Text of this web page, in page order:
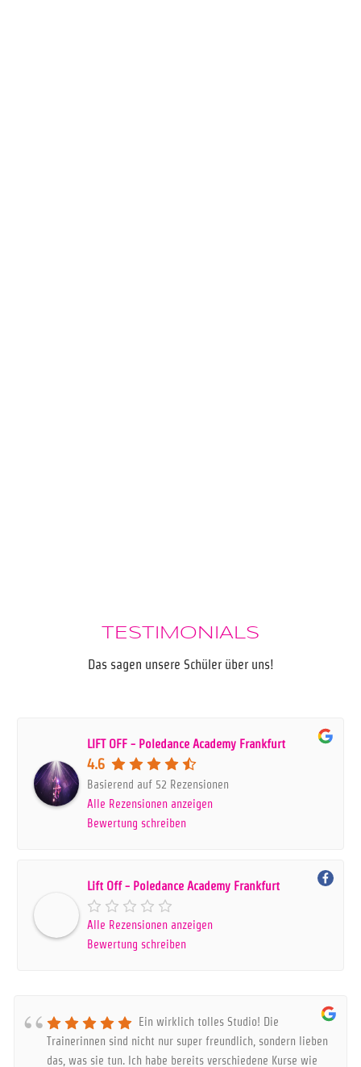
TESTIMONIALS
Das sagen unsere Schüler über uns!
LIFT OFF - Poledance Academy Frankfurt
4.6
Basierend auf 52 Rezensionen
Alle Rezensionen anzeigen
Bewertung schreiben
Lift Off - Poledance Academy Frankfurt
Alle Rezensionen anzeigen
Bewertung schreiben
Ein wirklich tolles Studio! Die
Trainerinnen sind nicht nur super freundlich, sondern lieben
das, was sie tun. Ich habe bereits verschiedene Kurse wie